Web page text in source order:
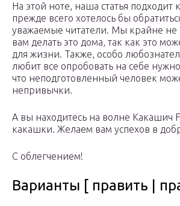
На этой ноте, наша статья подходит
прежде всего хотелось бы
уважаемые читатели. Мы крайне
вам делать это дома, так как это
для жизни. Также, особо
любит все опробовать на себе
что неподготовленный человек
непривычки.
А вы находитесь на волне Какашич
какашки. Желаем вам успехов в
С облегчением!
Варианты [ править |